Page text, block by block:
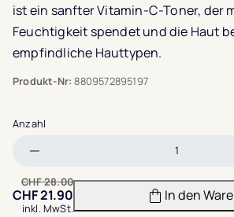
ist ein sanfter Vitamin-C-Toner, der
Feuchtigkeit spendet und die Haut
empfindliche Hauttypen.
Produkt-Nr: 8809572895197
Anzahl
verringern
CHF28.00
CHF21.90
inkl. MwSt.
In den